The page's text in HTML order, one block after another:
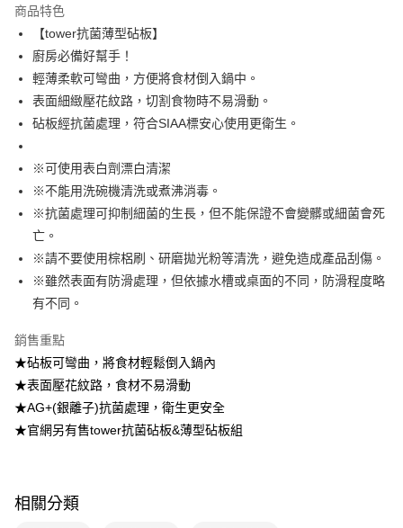
1.分期款項不併入電信帳單，「大哥付你分期」於每月結算日後寄送繳費提
2.透過簡訊連結打開帳單後，可選擇「超商條碼／台灣大直營門市／銀行轉
帳／街口支付／iPASS MONEY」等通路繳費。
【注意事項】
1.本服務係由「台灣大哥大股份有限公司」（以下簡稱本公司）所提供，讓
用戶於交易時，得透過本服務購買商品或服務，並由商店將買賣／分期付款
資料（包含姓名、電話或地址）提供予台灣大哥大進項蒐集、處理及利用，
由本公司與您本人進行分期帳單所需資料之確認、核對及更正。
每筆NT$100，滿NT$499(含以上)免運費
7-11取貨付款
每筆NT$100，滿NT$499(含以上)免運費
付款後7-11取貨
每筆NT$100，滿NT$499(含以上)免運費
宅配【父親節大回饋】限時$299免運
每筆NT$150，滿NT$299(含以上)免運費
商品特色
【tower抗菌薄型砧板】
廚房必備好幫手！
輕薄柔軟可彎曲，方便將食材倒入鍋中。
表面細緻壓花紋路，切割食物時不易滑動。
砧板經抗菌處理，符合SIAA標安心使用更衛生。
※可使用表白劑漂白清潔
※不能用洗碗機清洗或煮沸消毒。
※抗菌處理可抑制細菌的生長，但不能保證不會變髒或細菌會死
亡。
※請不要使用棕梠刷、研磨拋光粉等清洗，避免造成產品刮傷。
※雖然表面有防滑處理，但依據水槽或桌面的不同，防滑程度略
有不同。
銷售重點
★砧板可彎曲，將食材輕鬆倒入鍋內
★表面壓花紋路，食材不易滑動
★AG+(銀離子)抗菌處理，衛生更安全
★官網另有售tower抗菌砧板&薄型砧板組
相關分類